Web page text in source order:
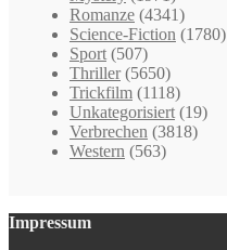
Romanze (4341)
Science-Fiction (1780)
Sport (507)
Thriller (5650)
Trickfilm (1118)
Unkategorisiert (19)
Verbrechen (3818)
Western (563)
Impressum